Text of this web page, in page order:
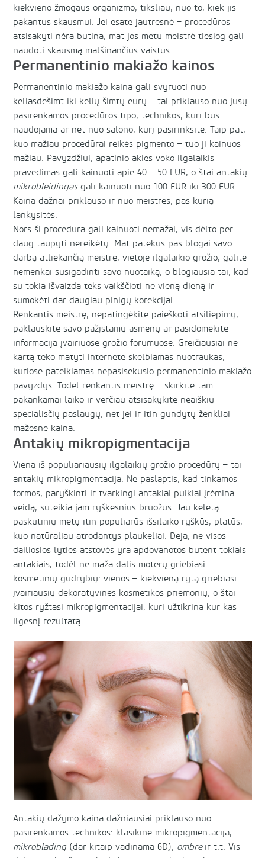
kiekvieno žmogaus organizmo, tiksliau, nuo to, kiek jis
pakantus skausmui. Jei esate jautresnė – procedūros
atsisakyti nėra būtina, mat jos metu meistrė tiesiog gali
naudoti skausmą malšinančius vaistus.
Permanentinio makiažo kainos
Permanentinio makiažo kaina gali svyruoti nuo
keliasdešimt iki kelių šimtų eurų – tai priklauso nuo jūsų
pasirenkamos procedūros tipo, technikos, kuri bus
naudojama ar net nuo salono, kurį pasirinksite. Taip pat,
kuo mažiau procedūrai reikės pigmento – tuo ji kainuos
mažiau. Pavyzdžiui, apatinio akies voko ilgalaikis
pravedimas gali kainuoti apie 40 – 50 EUR, o štai antakių
mikrobleidingasgali kainuoti nuo 100 EUR iki 300 EUR.
Kaina dažnai priklauso ir nuo meistrės, pas kurią
lankysitės.
Nors ši procedūra gali kainuoti nemažai, vis dėlto per
daug taupyti nereikėtų. Mat patekus pas blogai savo
darbą atliekančią meistrę, vietoje ilgalaikio grožio, galite
nemenkai susigadinti savo nuotaiką, o blogiausia tai, kad
su tokia išvaizda teks vaikščioti ne vieną dieną ir
sumokėti dar daugiau pinigų korekcijai.
Renkantis meistrę, nepatingėkite paieškoti atsiliepimų,
paklauskite savo pažįstamų asmenų ar pasidomėkite
informacija įvairiuose grožio forumuose. Greičiausiai ne
kartą teko matyti internete skelbiamas nuotraukas,
kuriose pateikiamas nepasisekusio permanentinio makiažo
pavyzdys. Todėl renkantis meistrę – skirkite tam
pakankamai laiko ir verčiau atsisakykite neaiškių
specialisčių paslaugų, net jei ir itin gundytų ženkliai
mažesne kaina.
Antakių mikropigmentacija
Viena iš populiariausių ilgalaikių grožio procedūrų – tai
antakių mikropigmentacija. Ne paslaptis, kad tinkamos
formos, paryškinti ir tvarkingi antakiai puikiai įrėmina
veidą, suteikia jam ryškesnius bruožus. Jau keletą
paskutinių metų itin populiarūs išsilaiko ryškūs, platūs,
kuo natūraliau atrodantys plaukeliai. Deja, ne visos
dailiosios lyties atstovės yra apdovanotos būtent tokiais
antakiais, todėl ne maža dalis moterų griebiasi
kosmetinių gudrybių: vienos – kiekvieną rytą griebiasi
įvairiausių dekoratyvinės kosmetikos priemonių, o štai
kitos ryžtasi mikropigmentacijai, kuri užtikrina kur kas
ilgesnį rezultatą.
Antakių dažymo kaina dažniausiai priklauso nuo
pasirenkamos technikos: klasikinė mikropigmentacija,
mikroblading (dar kitaip vadinama 6D), ombre ir t.t. Vis